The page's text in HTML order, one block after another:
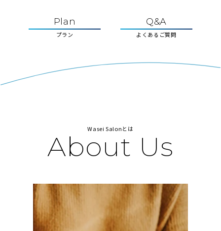
Plan
プラン
Q&A
よくあるご質問
Wasei Salonとは
About Us